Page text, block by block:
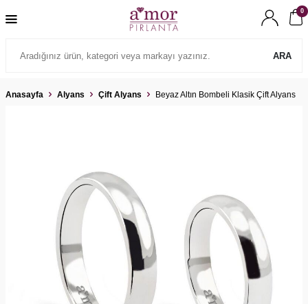
ARA
0
Anasayfa Alyans Çift Alyans Beyaz Altın Bombeli Klasik Çift Alyans